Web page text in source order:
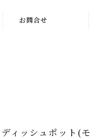
お問合せ
ィッシュポット(